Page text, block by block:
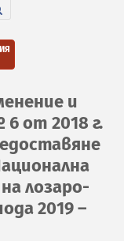
и
от 2018 г.
лозаро-
2019 –